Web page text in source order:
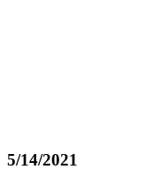
5/14/2021